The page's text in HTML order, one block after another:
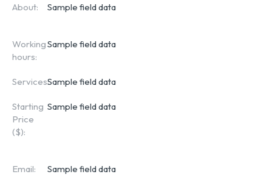
About: Sample field data
Working
hours:
Sample field data
Services:Sample field data
Starting
Price
($):
Sample field data
Email: Sample field data